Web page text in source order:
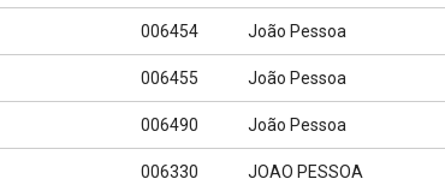
006454 João Pessoa
006455 João Pessoa
006490 João Pessoa
006330 JOAO PESSOA